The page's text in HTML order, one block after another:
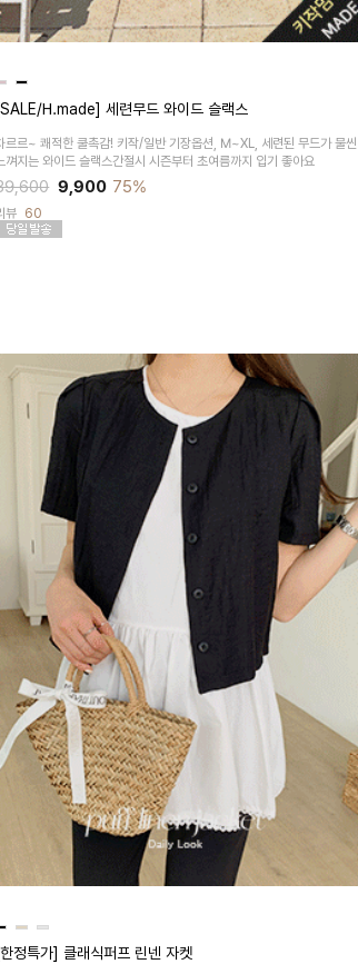
H.made] 세련무드 와이드 슬랙스
르르~ 쾌적한 쿨촉감! 키작/일반 기장옵션, M~XL, 세련된 무드가 물씬
껴지는 와이드 슬랙스간절시 시즌부터 초여름까지 입기 좋아요
9,900 75%
뷰 60
정특가] 클래식퍼프 린넨 자켓